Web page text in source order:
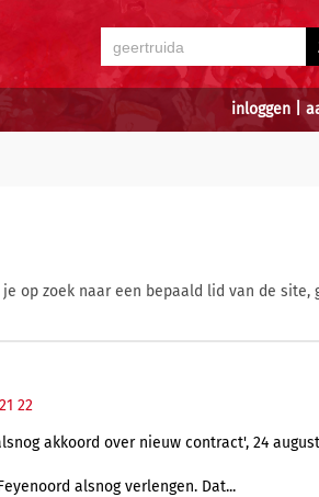
inloggen
op zoek naar een bepaald lid van de site,
21 22
akkoord over nieuw contract', 24
alsnog verlengen. Dat...